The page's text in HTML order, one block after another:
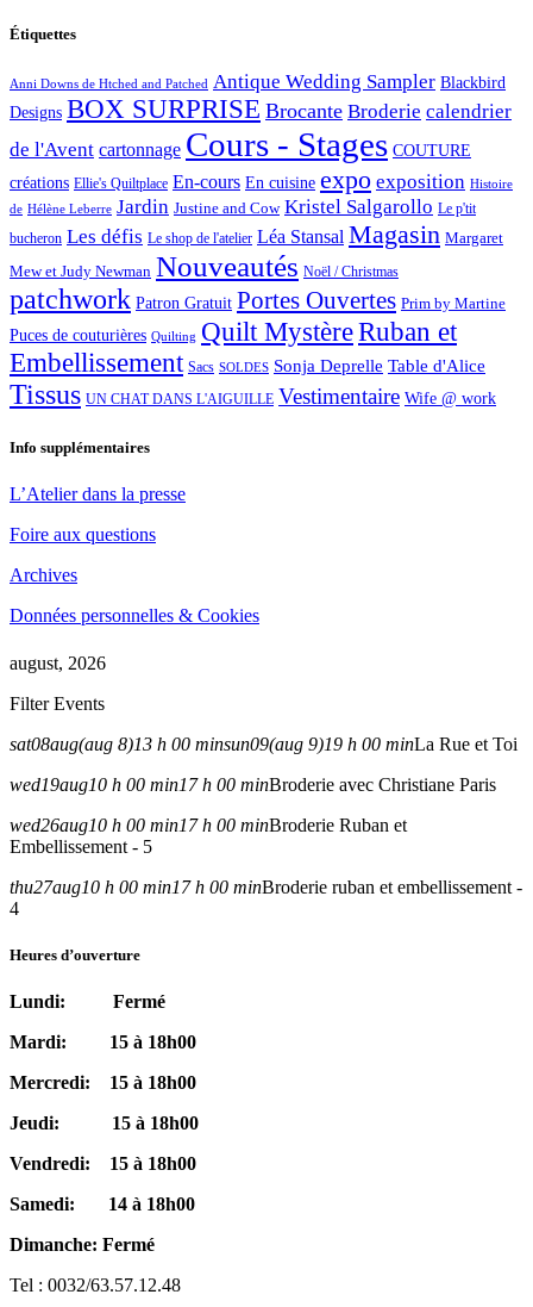
Étiquettes
Anni Downs de Htched and Patched Antique Wedding Sampler Blackbird
Designs BOX SURPRISE Brocante Broderie calendrier
de l'Avent cartonnage Cours - Stages COUTURE
créations Ellie's Quiltplace En-cours En cuisine expo exposition Histoire
de Hélène Leberre Jardin Justine and Cow Kristel Salgarollo Le p'tit
bucheron Les défis Le shop de l'atelier Léa Stansal Magasin Margaret
Mew et Judy Newman Nouveautés Noël / Christmas
patchwork Patron Gratuit Portes Ouvertes Prim by Martine
Puces de couturières Quilting Quilt MystèreRuban et
Embellissement Sacs SOLDES Sonja Deprelle Table d'Alice
Tissus UN CHAT DANS L'AIGUILLE Vestimentaire Wife @ work
Info supplémentaires
L’Atelier dans la presse
Foire aux questions
Archives
Données personnelles & Cookies
august, 2026
Filter Events
sat08aug(aug 8)13 h 00 minsun09(aug 9)19 h 00 minLa Rue et Toi
wed19aug10 h 00 min17 h 00 minBroderie avec Christiane Paris
wed26aug10 h 00 min17 h 00 minBroderie Ruban et
Embellissement - 5
thu27aug10 h 00 min17 h 00 minBroderie ruban et embellissement -
4
Heures d’ouverture
Lundi: Fermé
Mardi: 15 à 18h00
Mercredi: 15 à 18h00
Jeudi: 15 à 18h00
Vendredi: 15 à 18h00
Samedi: 14 à 18h00
Dimanche: Fermé
Tel : 0032/63.57.12.48